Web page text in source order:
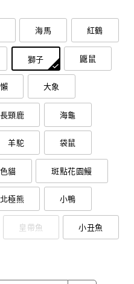
海馬 紅鶴
獅子 鼴鼠
大象
長頸鹿 海龜
羊駝 袋鼠
貓 斑點花園鰻
北極熊 小鴨
皇帶魚 小丑魚